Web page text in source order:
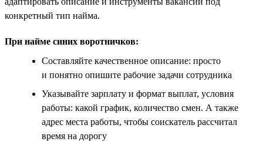
конкретный тип найма.
При найме синих воротничков:
Составляйте качественное описание: просто
и понятно опишите рабочие задачи сотрудника
Указывайте зарплату и формат выплат, условия
работы: какой график, количество смен. А также
адрес места работы, чтобы соискатель рассчитал
время на дорогу